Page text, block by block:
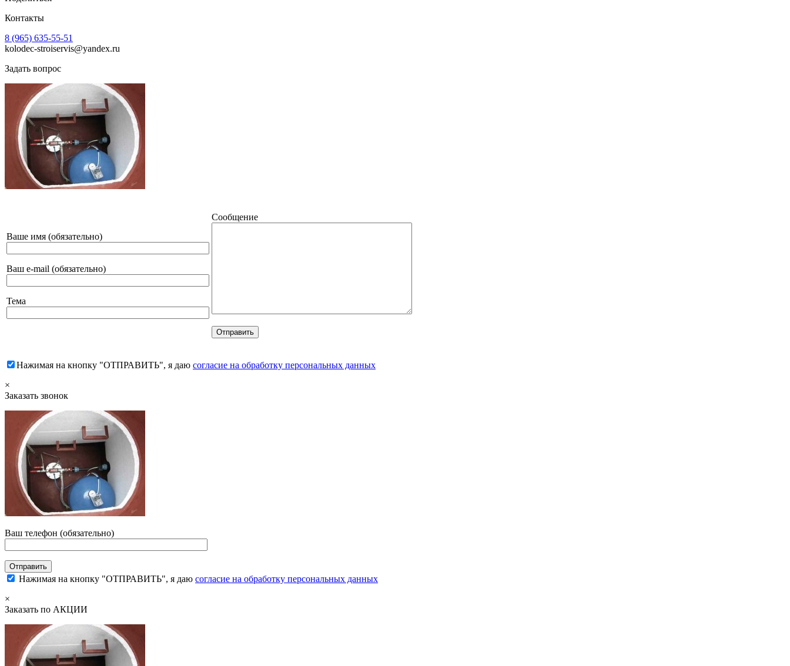
Контакты
8 (965) 635-55-51
kolodec-stroiservis@yandex.ru
Задать вопрос
Ваше имя (обязательно)
Ваш e-mail (обязательно)
Тема
Сообщение
Нажимая на кнопку "ОТПРАВИТЬ", я даю согласие на обработку персональных данных
×
Заказать звонок
Ваш телефон (обязательно)
Нажимая на кнопку "ОТПРАВИТЬ", я даю согласие на обработку персональных данных
×
Заказать по АКЦИИ